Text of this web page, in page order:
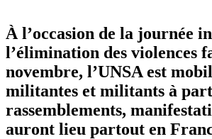
À l’occasion de la journée
l’élimination des violences
novembre, l’UNSA est
militantes et militants à
rassemblements,
auront lieu partout en